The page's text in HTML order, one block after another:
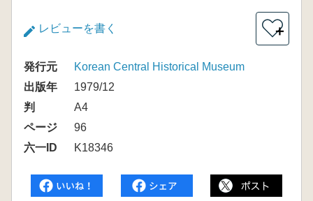
レビューを書く ＋
発行元
Korean Central Historical Museum
出版年
1979/12
判
A4
ページ
96
六一ID
K18346